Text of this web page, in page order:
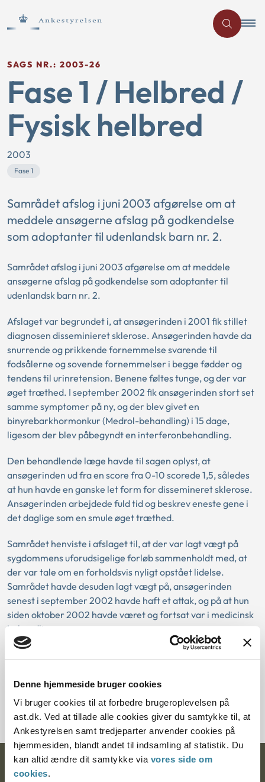
Denne hjemmeside bruger cookies
Vi bruger cookies til at forbedre brugeroplevelsen på
ast.dk. Ved at tillade alle cookies giver du samtykke til, at
Ankestyrelsen samt tredjeparter anvender cookies på
hjemmesiden, blandt andet til indsamling af statistik. Du
kan altid ændre dit samtykke via vores side om
cookies.
SAGS NR.: 2003-26
Fase 1 / Helbred /
Fysisk helbred
2003
Fase 1
Samrådet afslog i juni 2003 afgørelse om at
meddele ansøgerne afslag på godkendelse
som adoptanter til udenlandsk barn nr. 2.
Samrådet afslog i juni 2003 afgørelse om at meddele
ansøgerne afslag på godkendelse som adoptanter til
udenlandsk barn nr. 2.
Afslaget var begrundet i, at ansøgerinden i 2001 fik stillet
diagnosen disseminieret sklerose. Ansøgerinden havde da
snurrende og prikkende fornemmelse svarende til
fodsålerne og sovende fornemmelser i begge fødder og
tendens til urinretension. Benene føltes tunge, og der var
øget træthed. I september 2002 fik ansøgerinden stort set
samme symptomer på ny, og der blev givet en
binyrebarkhormonkur (Medrol-behandling) i 15 dage,
ligesom der blev påbegyndt en interferonbehandling.
Den behandlende læge havde til sagen oplyst, at
ansøgerinden ud fra en score fra 0-10 scorede 1,5, således
at hun havde en ganske let form for dissemineret sklerose.
Ansøgerinden arbejdede fuld tid og beskrev eneste gene i
det daglige som en smule øget træthed.
Samrådet henviste i afslaget til, at der var lagt vægt på
sygdommens uforudsigelige forløb sammenholdt med, at
der var tale om en forholdsvis nyligt opstået lidelse.
Samrådet havde desuden lagt vægt på, ansøgerinden
senest i september 2002 havde haft et attak, og på at hun
siden oktober 2002 havde været og fortsat var i medicinsk
behandling.
begrundelse. Nævnet bemærkede dog, at nævnet ikke ved
afgørelsen havde tillagt den medicinske behandling af
ansøgerinden betydning.
Ankestyrelsen